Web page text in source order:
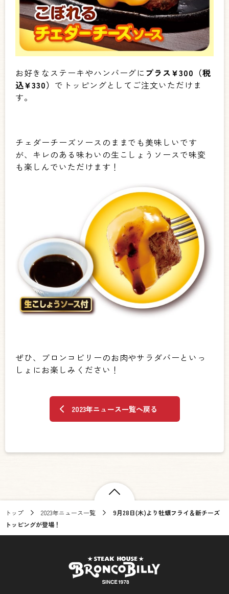
お好きなステーキやハンバーグにプラス¥300（税
込¥330） でトッピングとしてご注文いただけま
す。
チェダーチーズソースのままでも美味しいです
が、キレのある味わいの生こしょうソースで味変
も楽しんでいただけます！
ぜひ、ブロンコビリーのお肉やサラダバーといっ
しょにお楽しみください！
2023年ニュース一覧へ戻る
トップ 2023年ニュース一覧
9月28日(木)より牡蠣フライ＆新チーズ
トッピングが登場！